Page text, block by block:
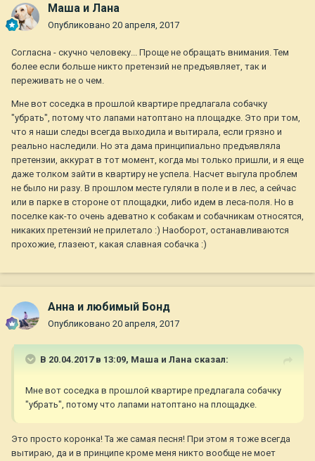
Маша и Лана
Опубликовано 20 апреля, 2017
Согласна - скучно человеку... Проще не обращать внимания. Тем
более если больше никто претензий не предъявляет, так и
переживать не о чем.
Мне вот соседка в прошлой квартире предлагала собачку
"убрать", потому что лапами натоптано на площадке. Это при том,
что я наши следы всегда выходила и вытирала, если грязно и
реально наследили. Но эта дама принципиально предъявляла
претензии, аккурат в тот момент, когда мы только пришли, и я еще
даже толком зайти в квартиру не успела. Насчет выгула проблем
не было ни разу. В прошлом месте гуляли в поле и в лес, а сейчас
или в парке в стороне от площадки, либо идем в леса-поля. Но в
поселке как-то очень адеватно к собакам и собачникам относятся,
никаких претензий не прилетало :) Наоборот, останавливаются
прохожие, глазеют, какая славная собачка :)
Анна и любимый Бонд
Опубликовано 20 апреля, 2017
В 20.04.2017 в 13:09, Маша и Лана сказал:
Мне вот соседка в прошлой квартире предлагала собачку
"убрать", потому что лапами натоптано на площадке.
Это просто коронка! Та же самая песня! При этом я тоже всегда
вытираю, да и в принципе кроме меня никто вообще не моет